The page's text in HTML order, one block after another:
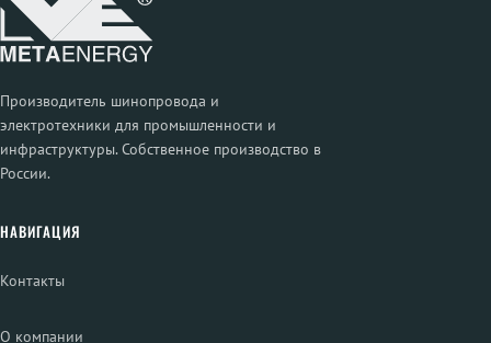
Производитель шинопровода и
электротехники для промышленности и
инфраструктуры. Собственное производство в
России.
НАВИГАЦИЯ
Контакты
О компании